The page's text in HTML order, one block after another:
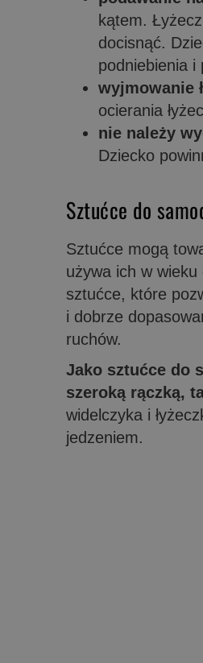
kątem.
docisnąć.
podniebienia i
wyjmowanie
ocierania
nie należy
Dziecko
Sztućce do
Sztućce mogą
używa ich w
sztućce, które
i dobrze
ruchów.
Jako sztućce do
szeroką rączką,
widelczyka i
jedzeniem.